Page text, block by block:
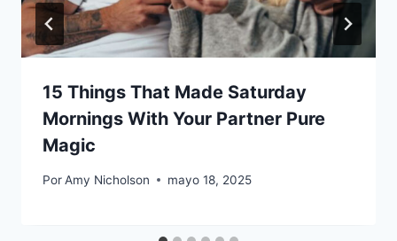
15 Things That Made Saturday
Mornings With Your Partner Pure
Magic
PorAmy Nicholson mayo 18, 2025